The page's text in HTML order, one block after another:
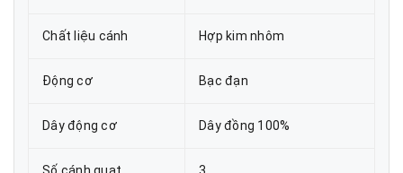
Chất liệu cánh Hợp kim nhôm
Động cơ Bạc đạn
Dây động cơ Dây đồng 100%